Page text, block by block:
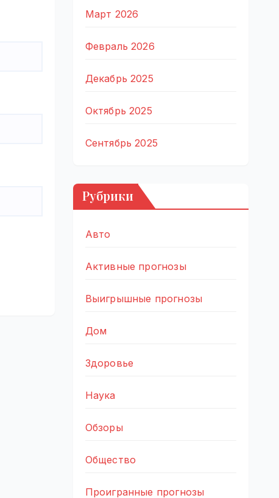
Март 2026
Февраль 2026
Декабрь 2025
Октябрь 2025
Сентябрь 2025
Рубрики
Авто
Активные прогнозы
Выигрышные прогнозы
Дом
Здоровье
Наука
Обзоры
Общество
Проигранные прогнозы